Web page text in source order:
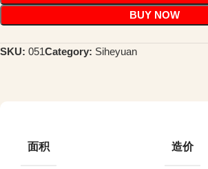
BUY NOW
SKU: 051Category: Siheyuan
面积 造价